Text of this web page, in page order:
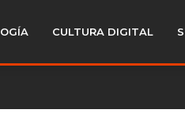
CULTURA DIGITAL